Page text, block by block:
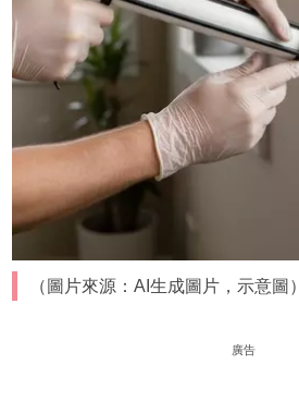
（圖片來源：AI生成圖片，示意圖）
廣告